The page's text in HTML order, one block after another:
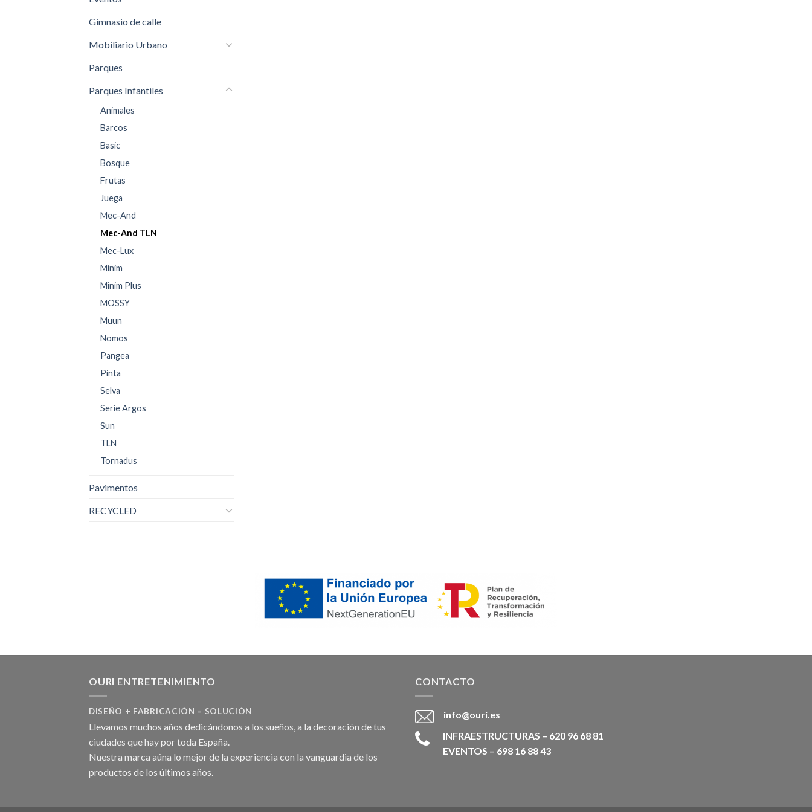
Gimnasio de calle
Mobiliario Urbano
Parques
Parques Infantiles
Animales
Barcos
Basic
Bosque
Frutas
Juega
Mec-And
Mec-And TLN
Mec-Lux
Minim
Minim Plus
MOSSY
Muun
Nomos
Pangea
Pinta
Selva
Serie Argos
Sun
TLN
Tornadus
Pavimentos
RECYCLED
OURI ENTRETENIMIENTO
DISEÑO + FABRICACIÓN = SOLUCIÓN
Llevamos muchos años dedicándonos a los sueños, a la decoración de tus
ciudades que hay por toda España.
Nuestra marca aúna lo mejor de la experiencia con la vanguardia de los
productos de los últimos años.
CONTACTO
info@ouri.es
INFRAESTRUCTURAS – 620 96 68 81
EVENTOS – 698 16 88 43